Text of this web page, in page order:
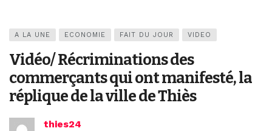
A LA UNE ECONOMIE FAIT DU JOUR VIDEO
Vidéo/ Récriminations des
commerçants qui ont manifesté, la
réplique de la ville de Thiès
thies24